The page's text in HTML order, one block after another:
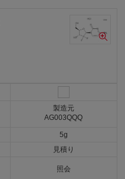
製造元
AG003QQQ
5g
見積り
照会